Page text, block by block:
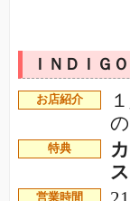
ＩＮＤＩＧ
お店紹介
特典
ス
営業時間